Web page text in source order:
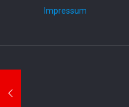
Impressum